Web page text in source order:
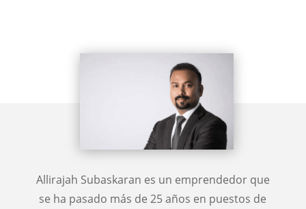
Allirajah Subaskaran es un emprendedor que
se ha pasado más de 25 años en puestos de